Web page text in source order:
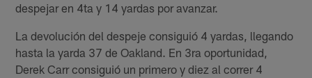
despejar en 4ta y 14 yardas por avanzar.
La devolución del despeje consiguió 4 yardas, llegando
hasta la yarda 37 de Oakland. En 3ra oportunidad,
Derek Carr consiguió un primero y diez al correr 4